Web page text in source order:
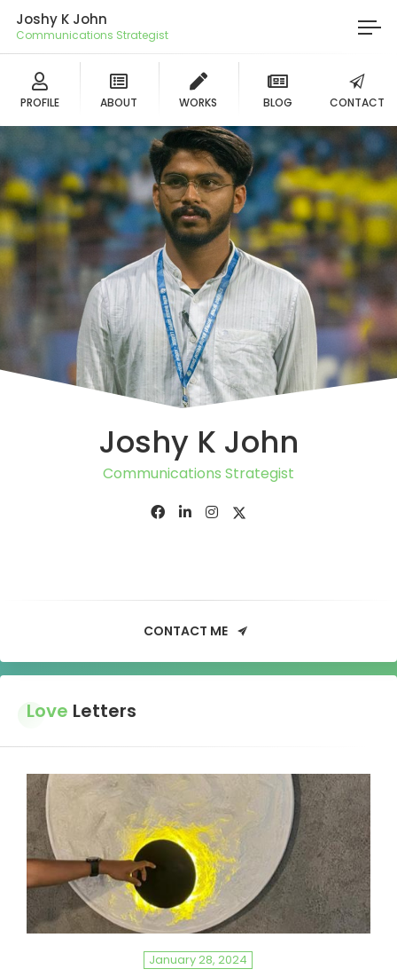
Joshy K John
Communications Strategist
PROFILE ABOUT WORKS BLOG CONTACT
Joshy K John
Communications Strategist
CONTACT ME
Love Letters
January 28, 2024